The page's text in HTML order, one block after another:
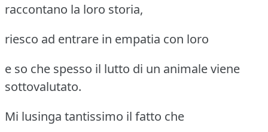
raccontano la loro storia,
riesco ad entrare in empatia con loro
e so che spesso il lutto di un animale viene
sottovalutato.
Mi lusinga tantissimo il fatto che